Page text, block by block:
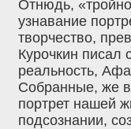
Отнюдь,
узнавание
творчество,
Курочкин
реальность,
Собранные, же
портрет нашей
подсознании,